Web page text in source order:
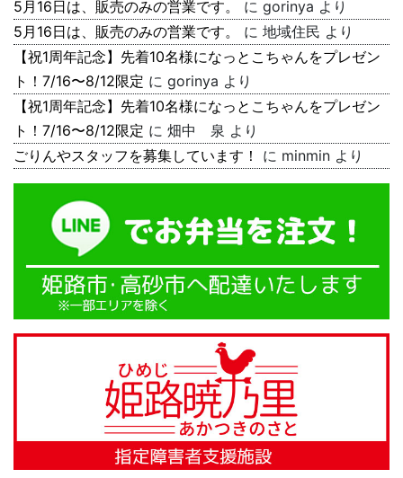
5月16日は、販売のみの営業です。 に gorinya より
5月16日は、販売のみの営業です。
に 地域住民 より
【祝1周年記念】先着10名様になっとこちゃんをプレゼン
ト！7/16〜8/12限定 に gorinya より
【祝1周年記念】先着10名様になっとこちゃんをプレゼン
ト！7/16〜8/12限定 に 畑中 泉 より
ごりんやスタッフを募集しています！
に minmin より